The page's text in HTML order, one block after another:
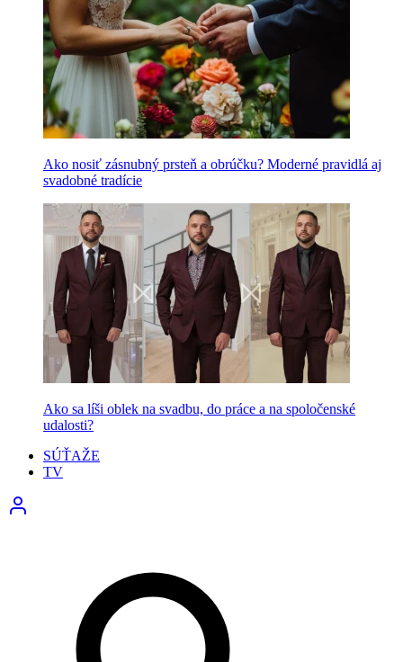
Ako nosiť zásnubný prsteň a obrúčku? Moderné pravidlá aj
svadobné tradície
Ako sa líši oblek na svadbu, do práce a na spoločenské
udalosti?
SÚŤAŽE
TV